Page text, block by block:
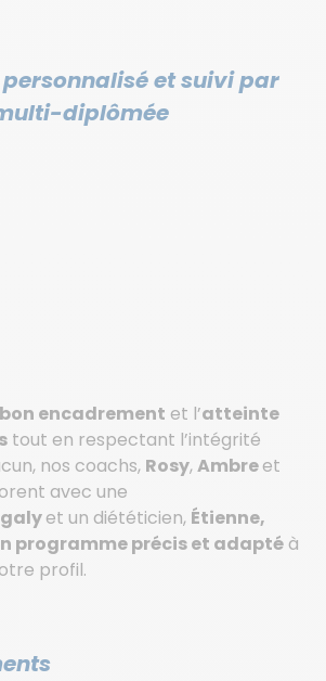
et suivi par
diplômée
bon encadrement et l’atteinte
tout en respectant l’intégrité
nos coachs, Rosy,Ambreet
avec une
et un diététicien, Étienne,
programme précis et adapté à
profil.